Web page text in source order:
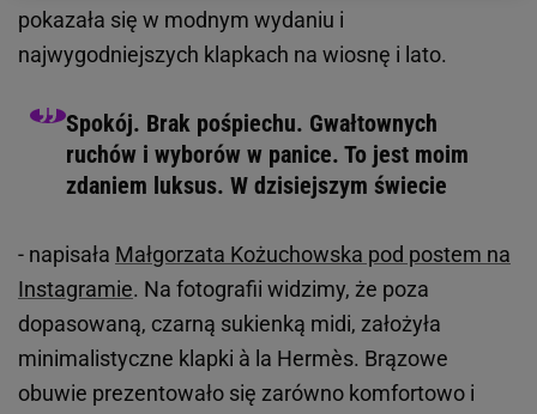
pokazała się w modnym wydaniu i
najwygodniejszych klapkach na wiosnę i lato.
Spokój. Brak pośpiechu. Gwałtownych
ruchów i wyborów w panice. To jest moim
zdaniem luksus. W dzisiejszym świecie
- napisała Małgorzata Kożuchowska pod postem na
Instagramie. Na fotografii widzimy, że poza
dopasowaną, czarną sukienką midi, założyła
minimalistyczne klapki à la Hermès. Brązowe
obuwie prezentowało się zarówno komfortowo i